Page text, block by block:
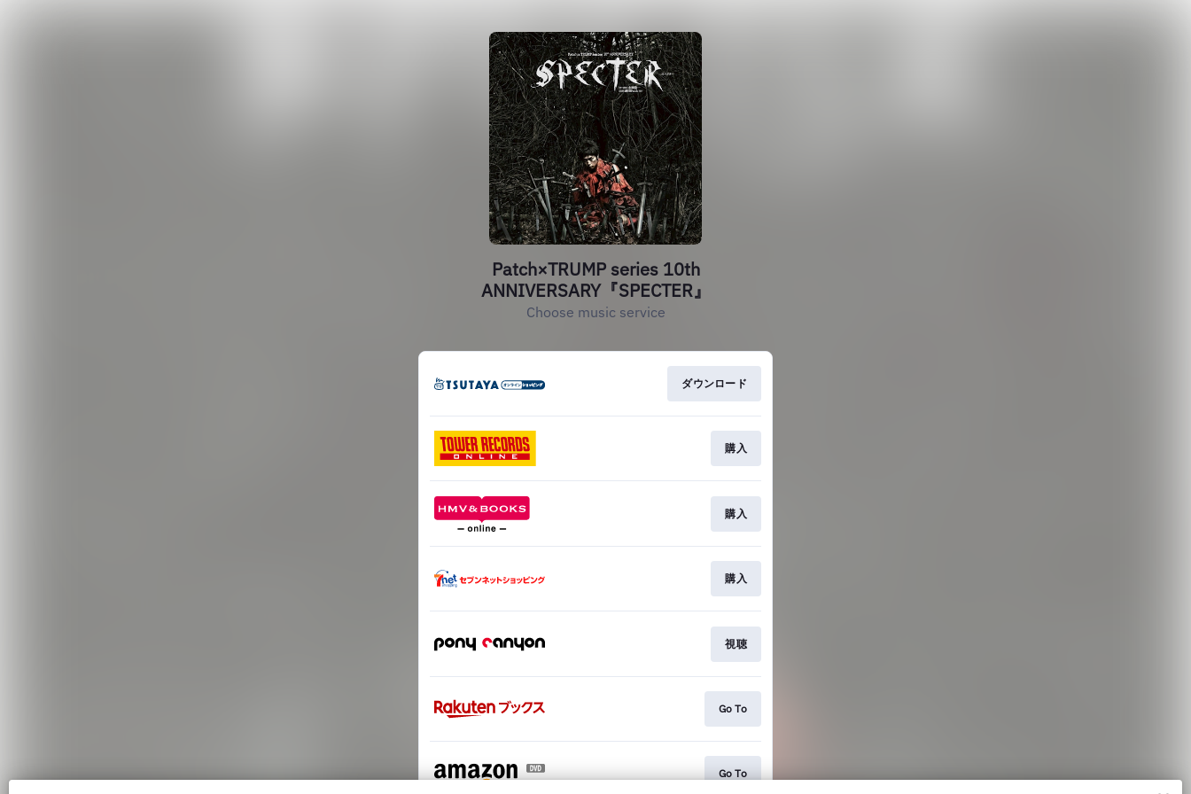
Patch×TRUMP series 10th
ANNIVERSARY『SPECTER』
Choose music service
ダウンロード
購入
購入
購入
視聴
Go To
Go To